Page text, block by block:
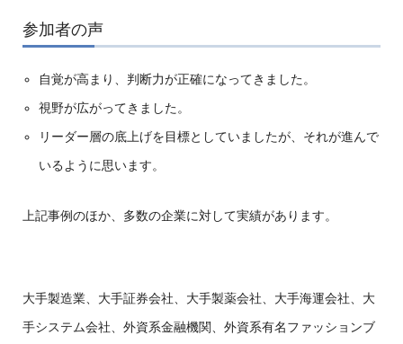
参加者の声
自覚が高まり、判断力が正確になってきました。
視野が広がってきました。
リーダー層の底上げを目標としていましたが、それが進んで
いるように思います。
上記事例のほか、多数の企業に対して実績があります。
大手製造業、大手証券会社、大手製薬会社、大手海運会社、大
手システム会社、外資系金融機関、外資系有名ファッションブ